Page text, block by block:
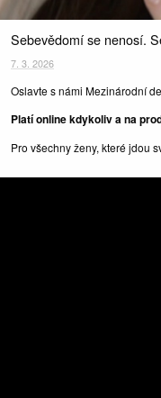
Sebevědomí se nenosí.
7. 3. 2026
Oslavte s námi Mezinárodní
Platí online kdykoliv a na
Pro všechny ženy, které jdou